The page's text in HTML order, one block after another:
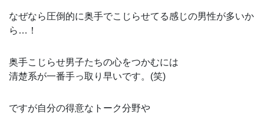
なぜなら圧倒的に奥手でこじらせてる感じの男性が多いか
ら…！
奥手こじらせ男子たちの心をつかむには
清楚系が一番手っ取り早いです。(笑)
ですが自分の得意なトーク分野や